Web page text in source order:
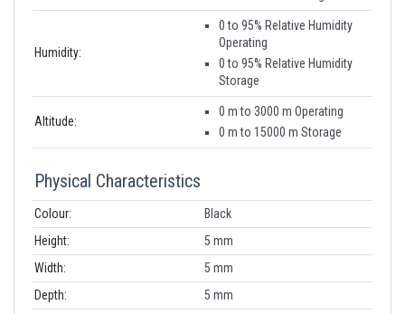
Humidity:
0 to 95% Relative Humidity
Operating
0 to 95% Relative Humidity
Storage
Altitude:
0 m to 3000 m Operating
0 m to 15000 m Storage
Physical Characteristics
Colour:
Black
Height:
5 mm
Width:
5 mm
Depth:
5 mm